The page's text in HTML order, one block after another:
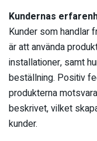
Kundernas
Kunder som handlar
är att använda
installationer, samt
beställning. Positiv
produkterna
beskrivet, vilket
kunder.